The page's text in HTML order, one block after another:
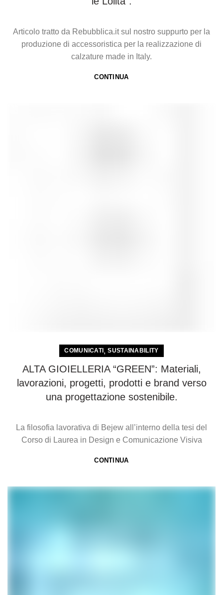
Articolo tratto da Rebubblica.it sul nostro suppurto per la
produzione di accessoristica per la realizzazione di
calzature made in Italy.
CONTINUA
COMUNICATI ,SUSTAINABILITY
ALTA GIOIELLERIA “GREEN”: Materiali,
lavorazioni, progetti, prodotti e brand verso
una progettazione sostenibile.
La filosofia lavorativa di Bejew all’interno della tesi del
Corso di Laurea in Design e Comunicazione Visiva
CONTINUA